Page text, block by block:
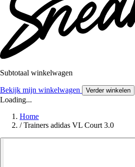
Subtotaal winkelwagen
Bekijk mijn winkelwagen Verder winkelen
Loading...
Home
/ Trainers adidas VL Court 3.0